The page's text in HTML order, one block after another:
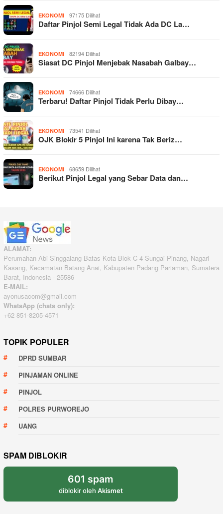
EKONOMI 97175 Dilihat
Daftar Pinjol Semi Legal Tidak Ada DC La…
EKONOMI 82194 Dilihat
Siasat DC Pinjol Menjebak Nasabah Galbay…
EKONOMI 74666 Dilihat
Terbaru! Daftar Pinjol Tidak Perlu Dibay…
EKONOMI 73541 Dilihat
OJK Blokir 5 Pinjol Ini karena Tak Beriz…
EKONOMI 68659 Dilihat
Berikut Pinjol Legal yang Sebar Data dan…
ALAMAT:
Perumahan Abi Singgalang Batas Kota Blok C-4 Sungai Pinang, Nagari
Kasang, Kecamatan Batang Anai, Kabupaten Padang Pariaman, Sumatera
Barat, Indonesia - 25586
E-MAIL:
ayonusacom@gmail.com
WhatsApp (chats only):
+62 851-8205-4571
TOPIK POPULER
DPRD SUMBAR
PINJAMAN ONLINE
PINJOL
POLRES PURWOREJO
UANG
SPAM DIBLOKIR
601 spam
diblokir oleh Akismet